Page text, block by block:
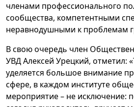
членами профессионального
сообщества, компетентными
неравнодушными к проблемам
В свою очередь член
УВД Алексей Урецкий, отметил:
уделяется большое внимание
сфере, в каждом институте
мероприятие – не исключение: